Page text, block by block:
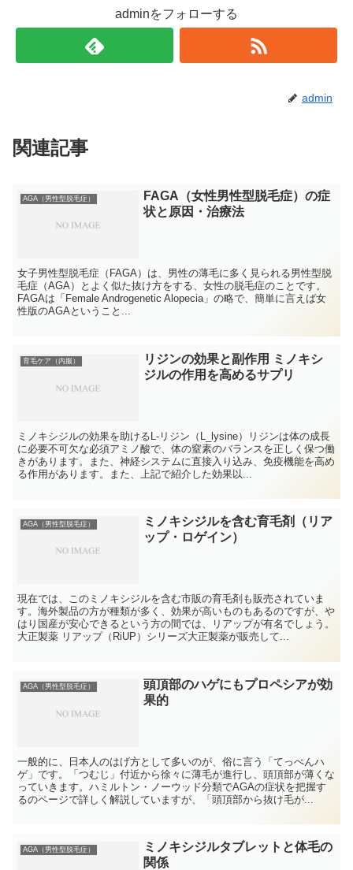
adminをフォローする
admin
関連記事
AGA（男性型脱毛症）
FAGA（女性男性型脱毛症）の症
状と原因・治療法
女子男性型脱毛症（FAGA）は、男性の薄毛に多く見られる男性型脱
毛症（AGA）とよく似た抜け方をする、女性の脱毛症のことです。
FAGAは「Female Androgenetic Alopecia」の略で、簡単に言えば女
性版のAGAということ...
育毛ケア（内服）
リジンの効果と副作用 ミノキシ
ジルの作用を高めるサプリ
ミノキシジルの効果を助けるL-リジン（L_lysine）リジンは体の成長
に必要不可欠な必須アミノ酸で、体の窒素のバランスを正しく保つ働
きがあります。また、神経システムに直接入り込み、免疫機能を高め
る作用があります。また、上記で紹介した効果以...
AGA（男性型脱毛症）
ミノキシジルを含む育毛剤（リア
ップ・ロゲイン）
現在では、このミノキシジルを含む市販の育毛剤も販売されていま
す。海外製品の方が種類が多く、効果が高いものもあるのですが、や
はり国産が安心できるという方の間では、リアップが有名でしょう。
大正製薬 リアップ（RiUP）シリーズ大正製薬が販売して...
AGA（男性型脱毛症）
頭頂部のハゲにもプロペシアが効
果的
一般的に、日本人のはげ方として多いのが、俗に言う「てっぺんハ
ゲ」です。「つむじ」付近から徐々に薄毛が進行し、頭頂部が薄くな
っていきます。ハミルトン・ノーウッド分類でAGAの症状を把握す
るのページで詳しく解説していますが、「頭頂部から抜け毛が...
AGA（男性型脱毛症）
ミノキシジルタブレットと体毛の
関係